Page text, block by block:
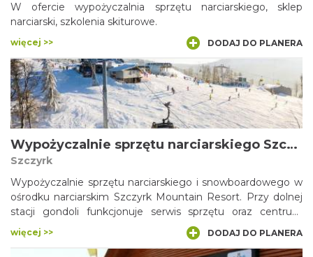
W ofercie wypożyczalnia sprzętu narciarskiego, sklep
narciarski, szkolenia skiturowe.
więcej >> DODAJ DO PLANERA
Wypożyczalnie sprzętu narciarskiego Szczyrk Mountain Resort
Szczyrk
Wypożyczalnie sprzętu narciarskiego i snowboardowego w
ośrodku narciarskim Szczyrk Mountain Resort. Przy dolnej
stacji gondoli funkcjonuje serwis sprzętu oraz centrum
skiturowe K2. W wypożyczalni pod Gondolą jest możliwość
przechowania sprzętu narciarskiego i snowboardowego.
więcej >> DODAJ DO PLANERA